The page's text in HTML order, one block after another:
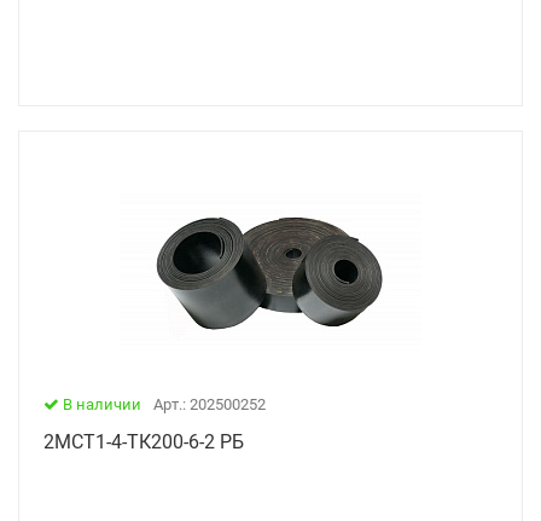
В наличии Арт.: 202500252
2МСТ1-4-ТК200-6-2 РБ